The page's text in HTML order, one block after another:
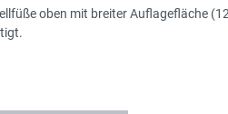
oben mit breiter Auflagefläche